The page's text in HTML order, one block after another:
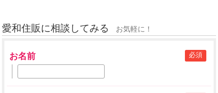
愛和住販に相談してみる お気軽に！
お名前 必須